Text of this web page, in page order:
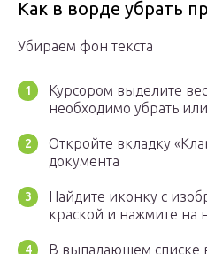
Как в ворде убрать
Убираем фон текста
Курсором выделите
необходимо убрать
Откройте вкладку
документа
Найдите иконку с
краской и нажмите на
В выпадающем списке